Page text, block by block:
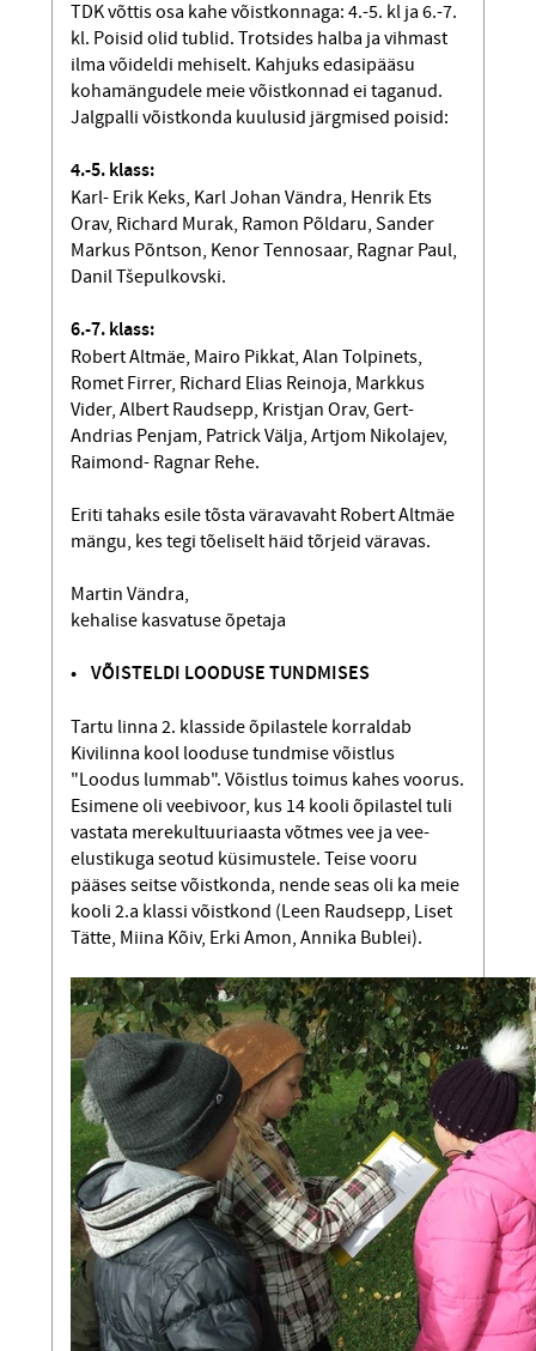
TDK võttis osa kahe võistkonnaga: 4.-5. kl ja 6.-7.
kl. Poisid olid tublid. Trotsides halba ja vihmast
ilma võideldi mehiselt. Kahjuks edasipääsu
kohamängudele meie võistkonnad ei taganud.
Jalgpalli võistkonda kuulusid järgmised poisid:
4.-5. klass:
Karl- Erik Keks, Karl Johan Vändra, Henrik Ets
Orav, Richard Murak, Ramon Põldaru, Sander
Markus Põntson, Kenor Tennosaar, Ragnar Paul,
Danil Tšepulkovski.
6.-7. klass:
Robert Altmäe, Mairo Pikkat, Alan Tolpinets,
Romet Firrer, Richard Elias Reinoja, Markkus
Vider, Albert Raudsepp, Kristjan Orav, Gert-
Andrias Penjam, Patrick Välja, Artjom Nikolajev,
Raimond- Ragnar Rehe.
Eriti tahaks esile tõsta väravavaht Robert Altmäe
mängu, kes tegi tõeliselt häid tõrjeid väravas.
Martin Vändra,
kehalise kasvatuse õpetaja
• VÕISTELDI LOODUSE TUNDMISES
Tartu linna 2. klasside õpilastele korraldab
Kivilinna kool looduse tundmise võistlus
"Loodus lummab". Võistlus toimus kahes voorus.
Esimene oli veebivoor, kus 14 kooli õpilastel tuli
vastata merekultuuriaasta võtmes vee ja vee-
elustikuga seotud küsimustele. Teise vooru
pääses seitse võistkonda, nende seas oli ka meie
kooli 2.a klassi võistkond (Leen Raudsepp, Liset
Tätte, Miina Kõiv, Erki Amon, Annika Bublei).